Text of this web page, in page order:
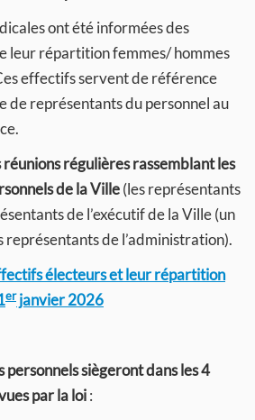
ont été informées des
leur répartition femmes/ hommes
effectifs servent de référence
de représentants du personnel au
réunions régulières rassemblant les
de la Ville(les représentants
de l’exécutif de la Ville (un
représentants de l’administration).
électeurs et leur répartition
erjanvier 2026
personnels siègeront dans les 4
par la loi: